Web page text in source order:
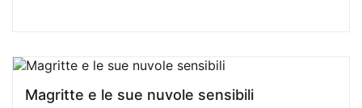
Magritte e le sue nuvole sensibili